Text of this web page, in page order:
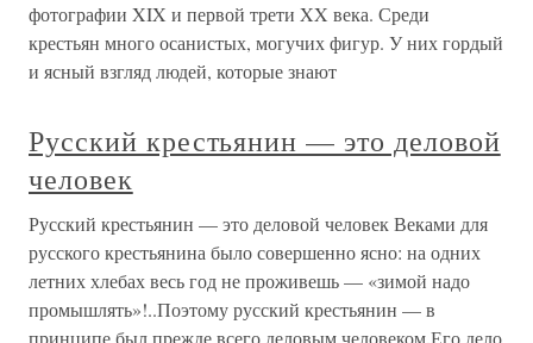
фотографии XIX и первой трети XX века. Среди
крестьян много осанистых, могучих фигур. У них гордый
и ясный взгляд людей, которые знают
Русский крестьянин — это деловой
человек
Русский крестьянин — это деловой человек Веками для
русского крестьянина было совершенно ясно: на одних
летних хлебах весь год не проживешь — «зимой надо
промышлять»!..Поэтому русский крестьянин — в
принципе был прежде всего деловым человеком.Его дело